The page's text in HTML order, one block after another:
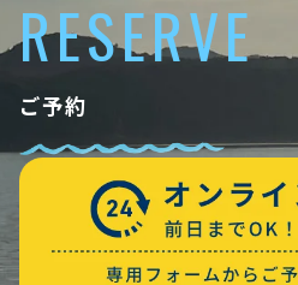
RESERVE
ご予約